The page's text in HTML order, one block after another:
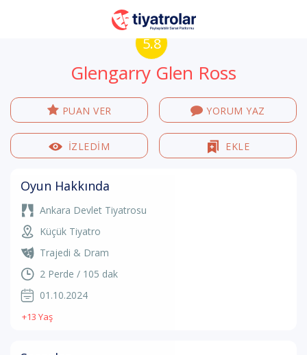
5.8
Glengarry Glen Ross
PUAN VER YORUM YAZ
İZLEDİM EKLE
Oyun Hakkında
Ankara Devlet Tiyatrosu
Küçük Tiyatro
Trajedi & Dram
2 Perde / 105 dak
01.10.2024
+13 Yaş